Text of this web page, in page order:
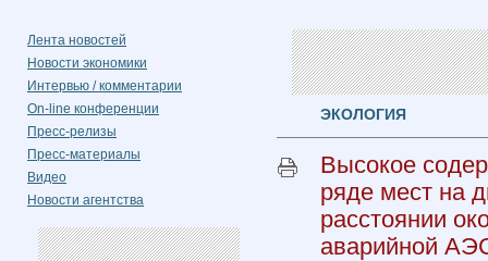
Лента новостей
Новости экономики
Интервью / комментарии
On-line конференции
Пресс-релизы
Пресс-материалы
Видео
Новости агентства
ЭКОЛОГИЯ
Высокое
ряде мест на
расстоянии
аварийной